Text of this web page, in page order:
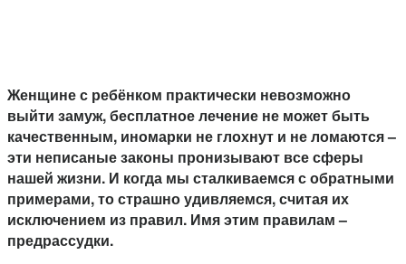
Женщине с ребёнком практически невозможно
выйти замуж, бесплатное лечение не может быть
качественным, иномарки не глохнут и не ломаются –
эти неписаные законы пронизывают все сферы
нашей жизни. И когда мы сталкиваемся с обратными
примерами, то страшно удивляемся, считая их
исключением из правил. Имя этим правилам –
предрассудки.